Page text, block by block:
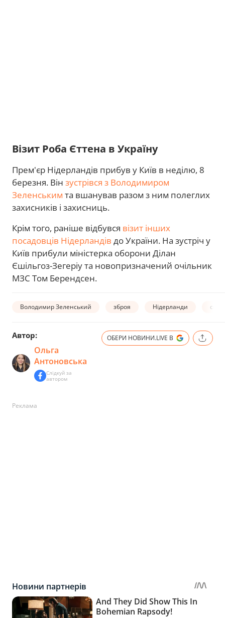
Візит Роба Єттена в Україну
Прем'єр Нідерландів прибув у Київ в неділю, 8
березня. Він зустрівся з Володимиром
Зеленським та вшанував разом з ним полеглих
захисників і захисниць.
Крім того, раніше відбувся візит інших
посадовців Нідерландів до України. На зустріч у
Київ прибули міністерка оборони Ділан
Єшільгоз-Зегеріу та новопризначений очільник
МЗС Том Берендсен.
Володимир Зеленський зброя Нідерланди
Автор:
Ольга
Антоновська
Слідкуй за
автором
ОБЕРИ НОВИНИ.LIVE В
Реклама